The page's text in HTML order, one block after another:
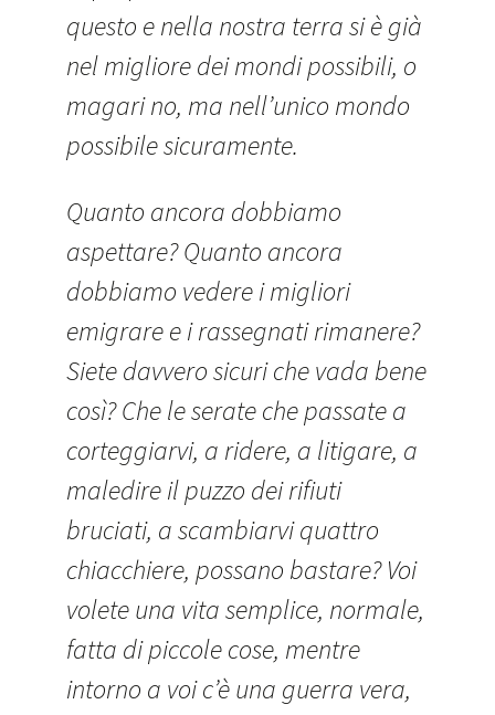
questo e nella nostra terra si è già
nel migliore dei mondi possibili, o
magari no, ma nell’unico mondo
possibile sicuramente.
Quanto ancora dobbiamo
aspettare? Quanto ancora
dobbiamo vedere i migliori
emigrare e i rassegnati rimanere?
Siete davvero sicuri che vada bene
così? Che le serate che passate a
corteggiarvi, a ridere, a litigare, a
maledire il puzzo dei rifiuti
bruciati, a scambiarvi quattro
chiacchiere, possano bastare? Voi
volete una vita semplice, normale,
fatta di piccole cose, mentre
intorno a voi c’è una guerra vera,